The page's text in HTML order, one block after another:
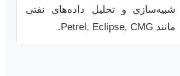
شبیه‌سازی و تحلیل داده‌های نفتی
مانند Petrel, Eclipse, CMG.